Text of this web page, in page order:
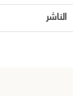
الناشر